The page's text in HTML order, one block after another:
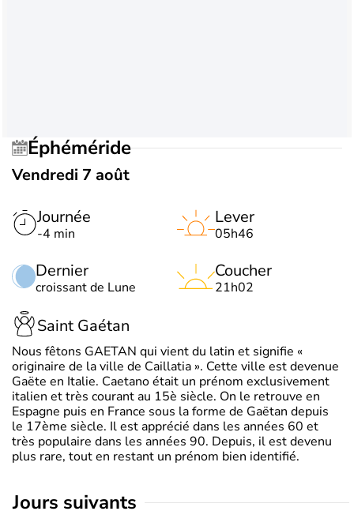
Éphéméride
Vendredi 7 août
Journée
-4 min
Dernier
croissant de Lune
Lever
05h46
Coucher
21h02
Saint Gaétan
Nous fêtons GAETAN qui vient du latin et signifie «
originaire de la ville de Caillatia ». Cette ville est devenue
Gaëte en Italie. Caetano était un prénom exclusivement
italien et très courant au 15è siècle. On le retrouve en
Espagne puis en France sous la forme de Gaëtan depuis
le 17ème siècle. Il est apprécié dans les années 60 et
très populaire dans les années 90. Depuis, il est devenu
plus rare, tout en restant un prénom bien identifié.
jours suivants